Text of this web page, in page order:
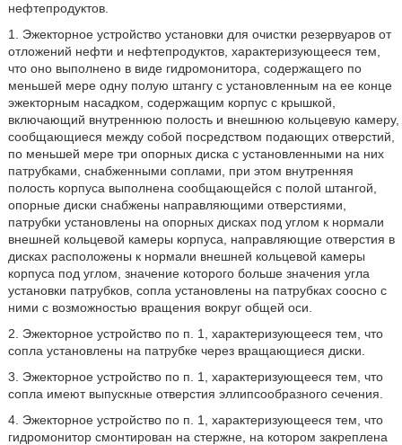
нефтепродуктов.
1. Эжекторное устройство установки для очистки резервуаров от
отложений нефти и нефтепродуктов, характеризующееся тем,
что оно выполнено в виде гидромонитора, содержащего по
меньшей мере одну полую штангу с установленным на ее конце
эжекторным насадком, содержащим корпус с крышкой,
включающий внутреннюю полость и внешнюю кольцевую камеру,
сообщающиеся между собой посредством подающих отверстий,
по меньшей мере три опорных диска с установленными на них
патрубками, снабженными соплами, при этом внутренняя
полость корпуса выполнена сообщающейся с полой штангой,
опорные диски снабжены направляющими отверстиями,
патрубки установлены на опорных дисках под углом к нормали
внешней кольцевой камеры корпуса, направляющие отверстия в
дисках расположены к нормали внешней кольцевой камеры
корпуса под углом, значение которого больше значения угла
установки патрубков, сопла установлены на патрубках соосно с
ними с возможностью вращения вокруг общей оси.
2. Эжекторное устройство по п. 1, характеризующееся тем, что
сопла установлены на патрубке через вращающиеся диски.
3. Эжекторное устройство по п. 1, характеризующееся тем, что
сопла имеют выпускные отверстия эллипсообразного сечения.
4. Эжекторное устройство по п. 1, характеризующееся тем, что
гидромонитор смонтирован на стержне, на котором закреплена